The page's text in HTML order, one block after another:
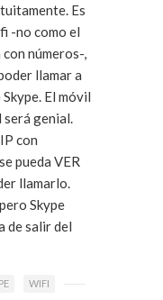
Es
-no como el
números-,
llamar a
El móvil
será genial.
con
llamarlo.
Skype
de salir del
WIFI